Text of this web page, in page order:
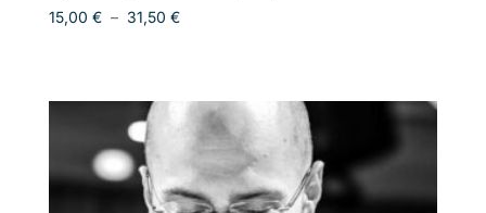
15,00 € – 31,50 €Plage
31,50 €